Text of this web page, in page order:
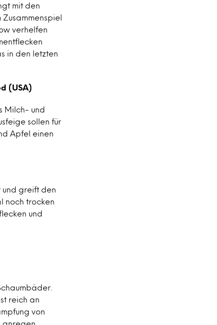
mit den
verhelfen
in den letzten
(USA)
Milch- und
sollen für
Apfel einen
und greift den
noch trocken
und
reich an
von
anregen.